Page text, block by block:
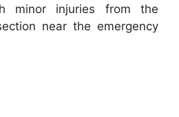
minor injuries from the
near the emergency